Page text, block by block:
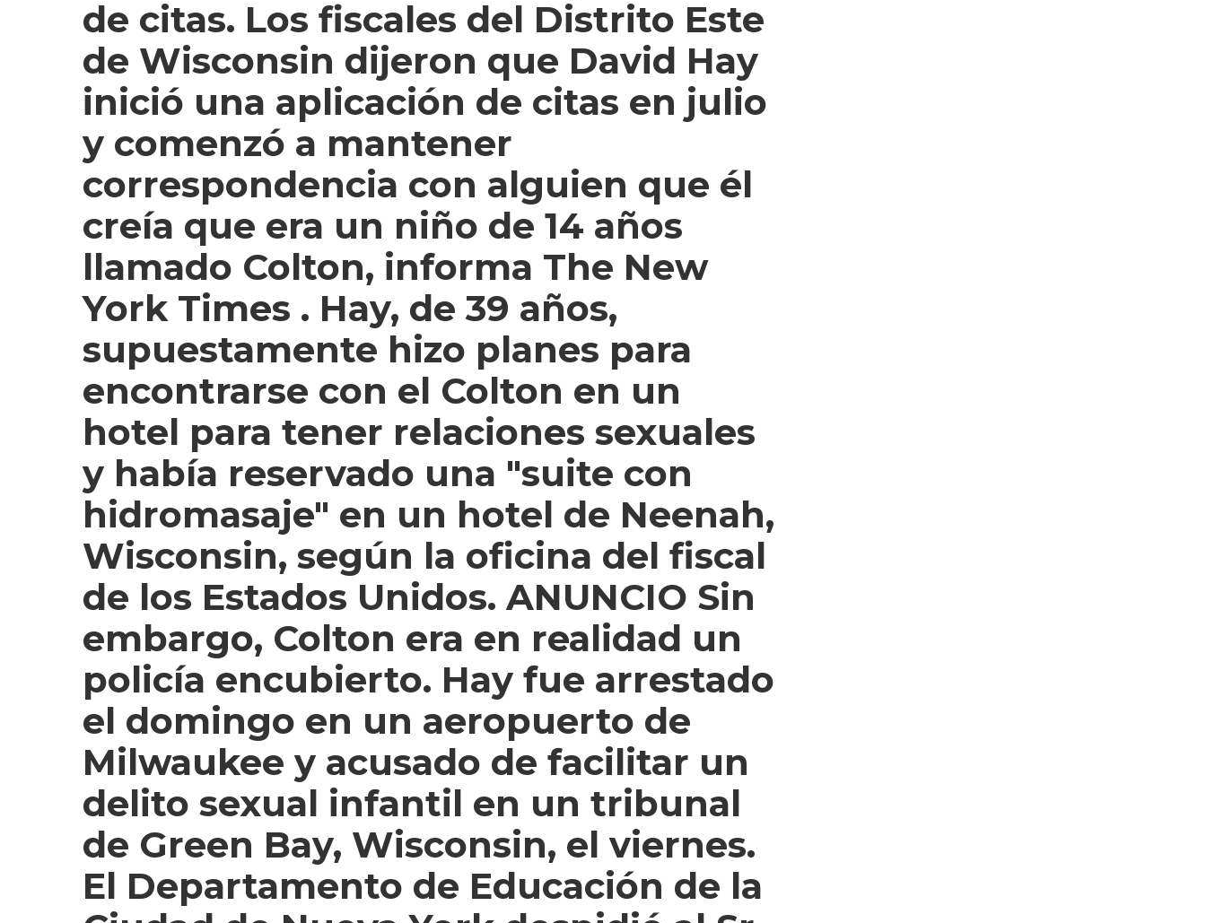
de citas. Los fiscales del Distrito Este
de Wisconsin dijeron que David Hay
inició una aplicación de citas en julio
y comenzó a mantener
correspondencia con alguien que él
creía que era un niño de 14 años
llamado Colton, informa The New
York Times . Hay, de 39 años,
supuestamente hizo planes para
encontrarse con el Colton en un
hotel para tener relaciones sexuales
y había reservado una "suite con
hidromasaje" en un hotel de Neenah,
Wisconsin, según la oficina del fiscal
de los Estados Unidos. ANUNCIO Sin
embargo, Colton era en realidad un
policía encubierto. Hay fue arrestado
el domingo en un aeropuerto de
Milwaukee y acusado de facilitar un
delito sexual infantil en un tribunal
de Green Bay, Wisconsin, el viernes.
El Departamento de Educación de la